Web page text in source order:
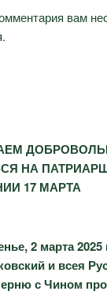
вам
.
НА
17 МАРТА
2 марта
и всея
с Чином